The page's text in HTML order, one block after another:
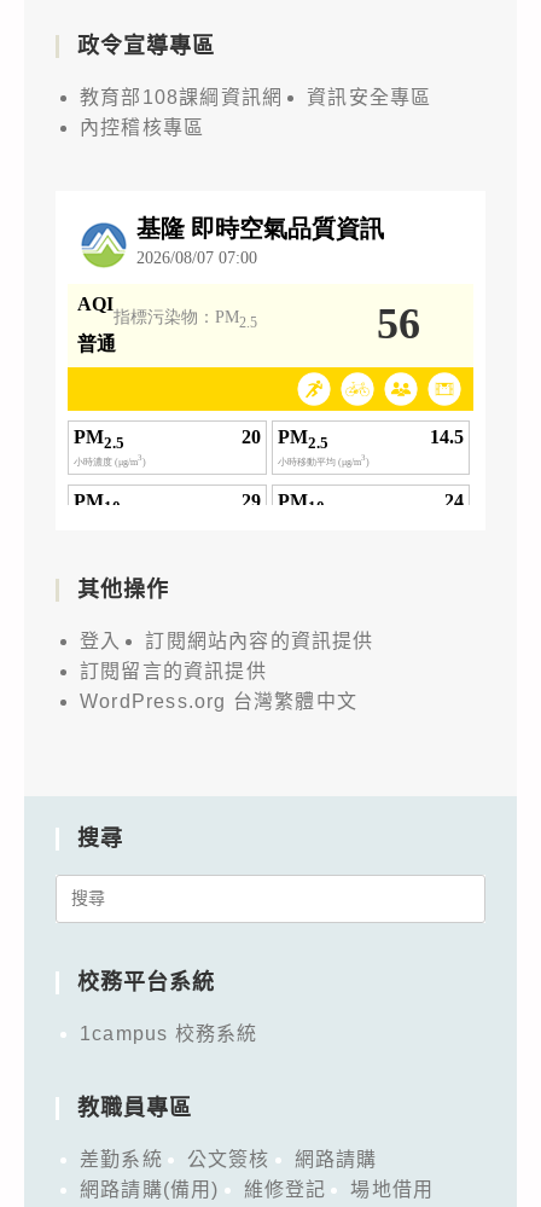
政令宣導專區
教育部108課綱資訊網
資訊安全專區
內控稽核專區
其他操作
登入
訂閱網站內容的資訊提供
訂閱留言的資訊提供
WordPress.org 台灣繁體中文
搜尋
Search
校務平台系統
1campus 校務系統
教職員專區
差勤系統 公文簽核
網路請購
網路請購(備用)
維修登記
場地借用